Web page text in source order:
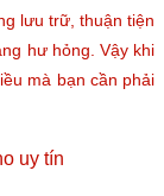
lưu trữ, thuận tiện
hư hỏng. Vậy khi
mà bạn cần phải
uy tín